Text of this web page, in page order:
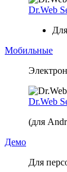
Dr.Web
Мобильные
Dr.Web
(для
Демо
Для